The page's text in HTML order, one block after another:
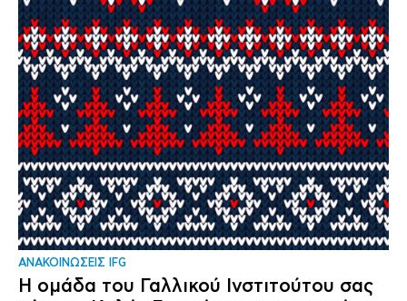
ΑΝΑΚΟΙΝΩΣΕΙΣ IFG
Η ομάδα του Γαλλικού Ινστιτούτου σας